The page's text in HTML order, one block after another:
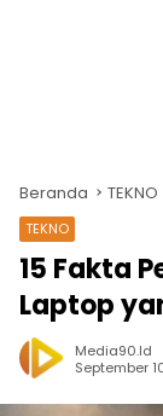
Beranda TEKNO
TEKNO
15 Fakta
Laptop
Media90.id
September